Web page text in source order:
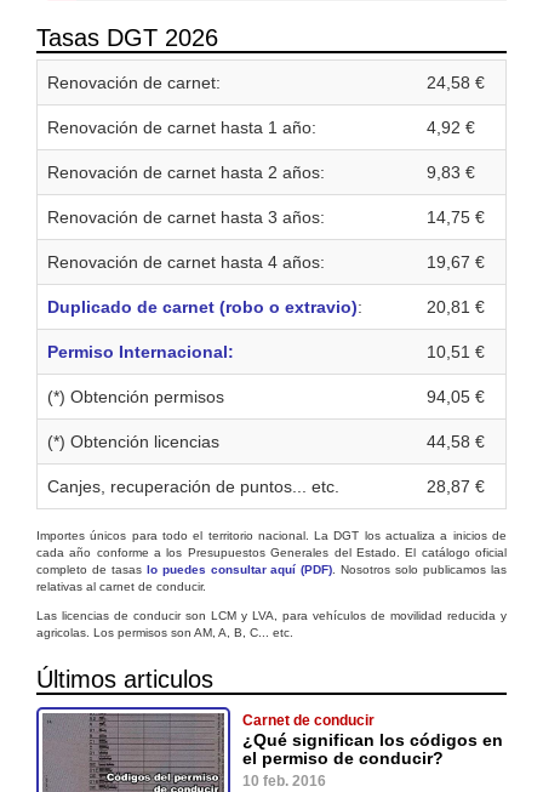
Tasas DGT 2026
Renovación de carnet: 24,58 €
Renovación de carnet hasta 1 año: 4,92 €
Renovación de carnet hasta 2 años: 9,83 €
Renovación de carnet hasta 3 años: 14,75 €
Renovación de carnet hasta 4 años: 19,67 €
Duplicado de carnet (robo o extravio): 20,81 €
Permiso Internacional: 10,51 €
(*) Obtención permisos 94,05 €
(*) Obtención licencias 44,58 €
Canjes, recuperación de puntos... etc. 28,87 €
Importes únicos para todo el territorio nacional. La DGT los actualiza a inicios de
cada año conforme a los Presupuestos Generales del Estado. El catálogo oficial
completo de tasas lo puedes consultar aquí (PDF). Nosotros solo publicamos las
relativas al carnet de conducir.
Las licencias de conducir son LCM y LVA, para vehículos de movilidad reducida y
agricolas. Los permisos son AM, A, B, C... etc.
Últimos articulos
Carnet de conducir
¿Qué significan los códigos en
el permiso de conducir?
10 feb. 2016